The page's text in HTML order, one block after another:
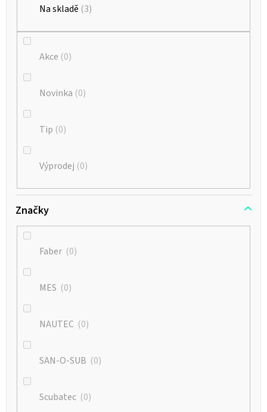
Na skladě 3
Akce 0
Novinka 0
Tip 0
Výprodej 0
Značky
Faber 0
MES 0
NAUTEC 0
SAN-O-SUB 0
Scubatec 0